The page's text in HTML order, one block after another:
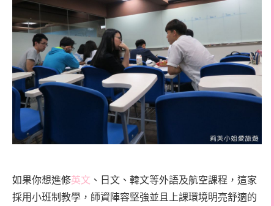
如果你想進修英文 、日文、韓文等外語及航空課程，這家
採用小班制教學，師資陣容堅強並且上課環境明亮舒適的